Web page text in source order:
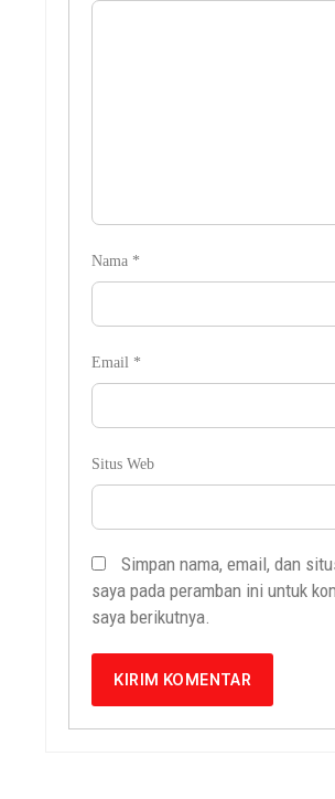
Nama *
Email *
Situs Web
Simpan nama, email, dan
saya pada peramban ini untuk
saya berikutnya.